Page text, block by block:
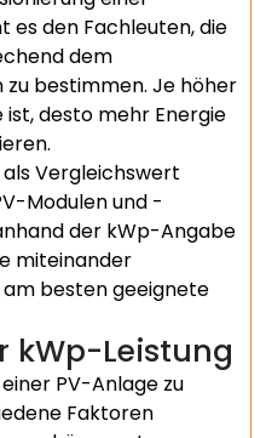
es den Fachleuten, die
dem
zu bestimmen. Je höher
desto mehr Energie
Vergleichswert
Modulen und -
der kWp-Angabe
miteinander
besten geeignete
kWp-Leistung
PV-Anlage zu
Faktoren